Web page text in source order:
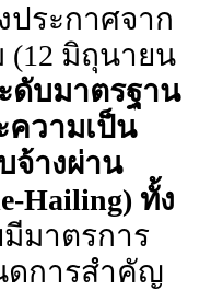
ระกาศจาก
(12 มิถุนายน
ดับมาตรฐาน
วามเป็น
จ้างผ่าน
Hailing) ทั้ง
มาตรการ
ดการสำคัญ